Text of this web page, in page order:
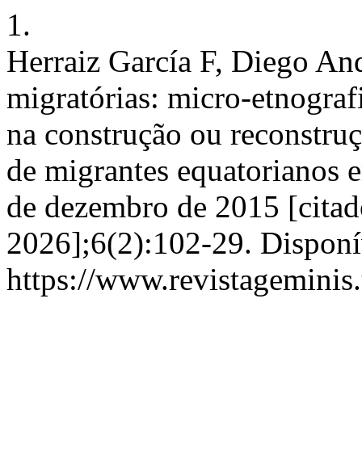
1.
Herraiz García F, Diego
migratórias: micro-
na construção ou
de migrantes equatorianos
de dezembro de 2015
2026];6(2):102-29.
https://